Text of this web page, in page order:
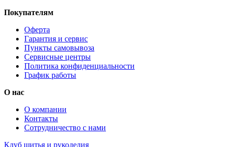
Покупателям
Оферта
Гарантия и сервис
Пункты самовывоза
Сервисные центры
Политика конфиденциальности
График работы
О нас
О компании
Контакты
Сотрудничество с нами
Клуб шитья и рукоделия